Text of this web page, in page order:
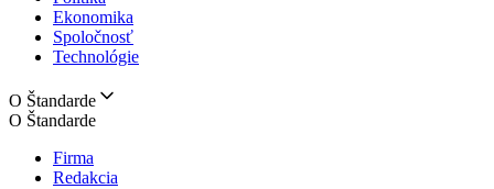
Ekonomika
Spoločnosť
Technológie
O Štandarde
O Štandarde
Firma
Redakcia